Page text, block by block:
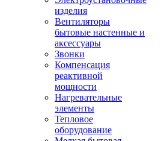
изделия
Вентиляторы
бытовые настенные и
аксессуары
Звонки
Компенсация
реактивной
мощности
Нагревательные
элементы
Тепловое
оборудование